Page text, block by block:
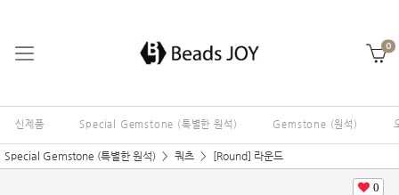
0
신제품 Special Gemstone (특별한 원석) Gemstone (원석)
Special Gemstone (특별한 원석) 쿼츠 [Round] 라운드
0